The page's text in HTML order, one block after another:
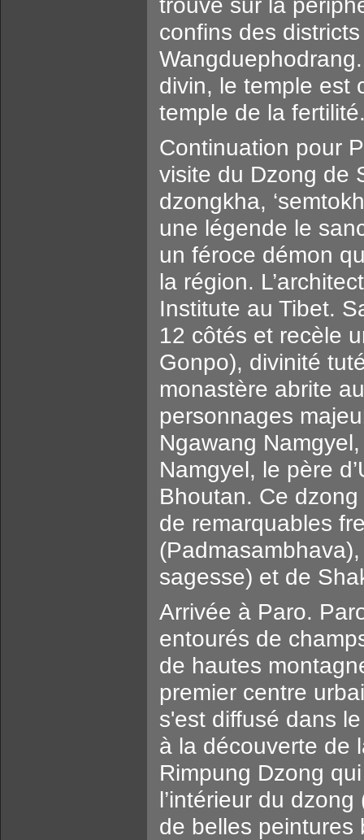
trouve sur la
confins des
divin, le temple est
temple de la
Continuation pour
visite du Dzong de
dzongkha,
une légende le
un féroce démon
la région.
Institute au Tibet.
12 côtés et recèle
Gonpo), divinité
monastère abrite
personnages
Ngawang
Namgyel, le père
Bhoutan. Ce
de remarquables
sagesse) et de
Arrivée à Paro.
entourés de
de hautes
premier centre
s'est diffusé dans
à la découverte de
Rimpung Dzong
l’intérieur du
de belles peintures